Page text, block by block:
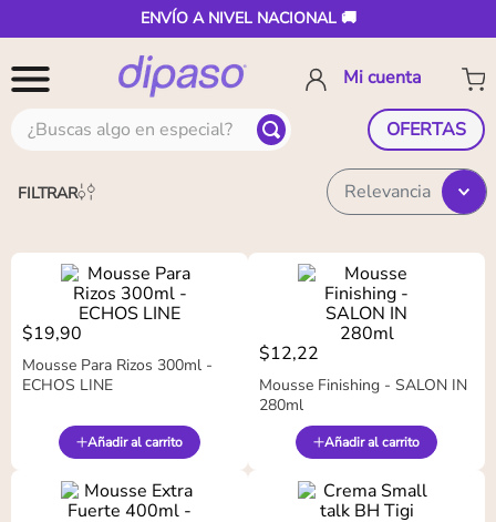
ENVÍO A NIVEL NACIONAL 🚚
¿Buscas algo en especial? OFERTAS
FILTRAR Relevancia
$19,90
Mousse Para Rizos 300ml -
ECHOS LINE
Añadir al carrito
$12,22
Mousse Finishing - SALON IN
280ml
Añadir al carrito